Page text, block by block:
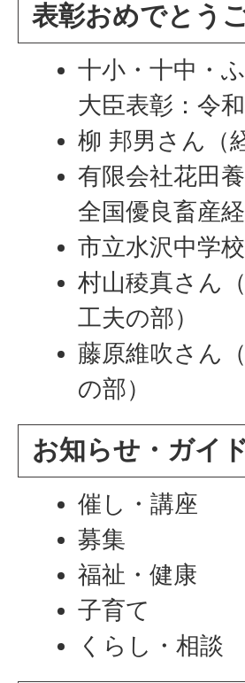
表彰おめでとう
十小・十中・
大臣表彰：令
柳 邦男さん（
有限会社花田
全国優良畜産
市立水沢中学
村山稜真さん
工夫の部）
藤原維吹さん
の部）
お知らせ・ガイ
催し・講座
募集
福祉・健康
子育て
くらし・相談